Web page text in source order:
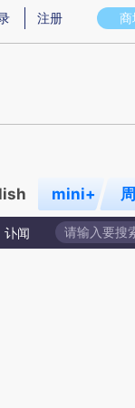
意图存在偏差。不代表
商
注册
mini+
讣闻